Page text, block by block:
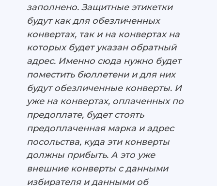
заполнено. Защитные этикетки
будут как для обезличенных
конвертах, так и на конвертах на
которых будет указан обратный
адрес. Именно сюда нужно будет
поместить бюллетени и для них
будут обезличенные конверты. И
уже на конвертах, оплаченных по
предоплате, будет стоять
предоплаченная марка и адрес
посольства, куда эти конверты
должны прибыть. А это уже
внешние конверты с данными
избирателя и данными об